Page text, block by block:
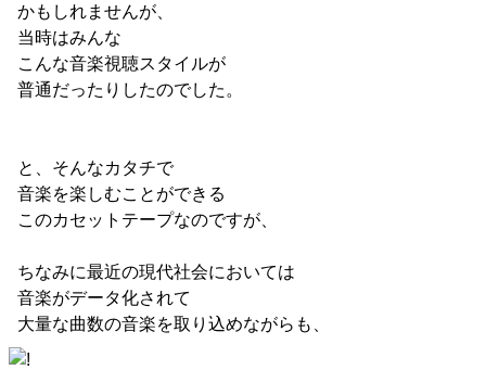
かもしれませんが、
当時はみんな
こんな音楽視聴スタイルが
普通だったりしたのでした。
と、そんなカタチで
音楽を楽しむことができる
このカセットテープなのですが、
ちなみに最近の現代社会においては
音楽がデータ化されて
大量な曲数の音楽を取り込めながらも、